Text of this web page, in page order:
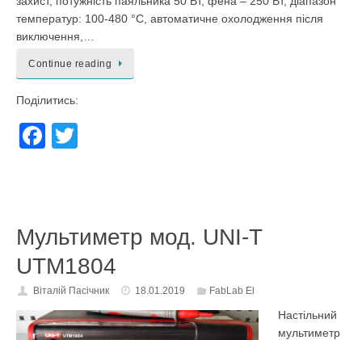
температур: 100-480 °С, автоматичне охолодження після
виключення,…
Continue reading
Поділитись:
F
b
o
o
k
Мультиметр мод. UNI-T
UTM1804
Віталій Пасічник 18.01.2019 FabLab El
Настільний
мультиметр